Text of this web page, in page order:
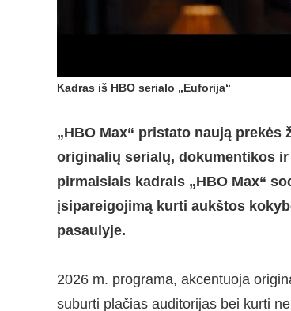
Kadras iš HBO serialo „Euforija“
„HBO Max“ pristato naują
originalių serialų, dokumentikos
pirmaisiais kadrais „HBO Max“
įsipareigojimą kurti aukštos
pasaulyje.
2026 m. programa, akcentuoja
suburti plačias auditorijas bei kurti